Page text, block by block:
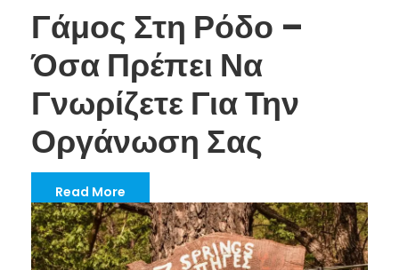
Γάμος Στη Ρόδο –
Όσα Πρέπει Να
Γνωρίζετε Για Την
Οργάνωση Σας
Read More